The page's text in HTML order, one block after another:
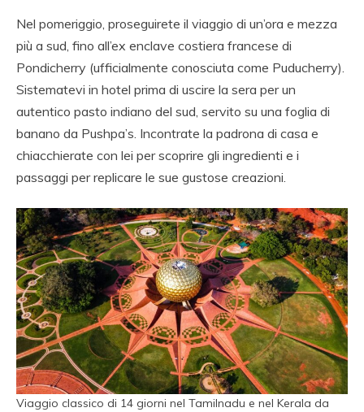
Nel pomeriggio, proseguirete il viaggio di un’ora e mezza
più a sud, fino all’ex enclave costiera francese di
Pondicherry (ufficialmente conosciuta come Puducherry).
Sistematevi in ​​hotel prima di uscire la sera per un
autentico pasto indiano del sud, servito su una foglia di
banano da Pushpa’s. Incontrate la padrona di casa e
chiacchierate con lei per scoprire gli ingredienti e i
passaggi per replicare le sue gustose creazioni.
Viaggio classico di 14 giorni nel Tamilnadu e nel Kerala da